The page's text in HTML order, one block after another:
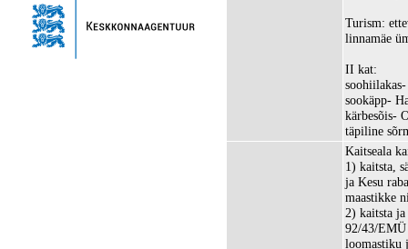
Turism:
linnamäe
II kat:
sookäpp-
kärbesõis-
täpiline
Kaitseala
1) kaitsta,
ja Kesu
maastikke
2) kaitsta
92/43/
loomastiku